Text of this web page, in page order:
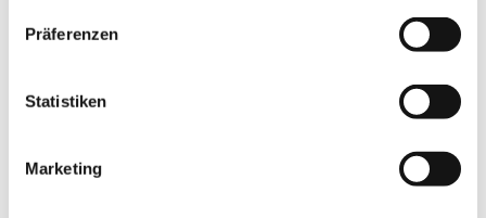
Präferenzen
Statistiken
Marketing